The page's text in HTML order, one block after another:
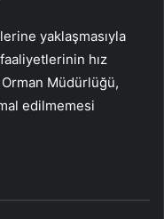
yaklaşmasıyla
hız
Orman Müdürlüğü,
edilmemesi